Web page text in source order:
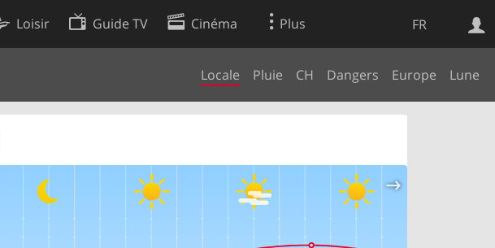
FR
Loisir Guide TV Cinéma Plus
Locale Pluie CH Dangers Europe Lune
Web
de cookies